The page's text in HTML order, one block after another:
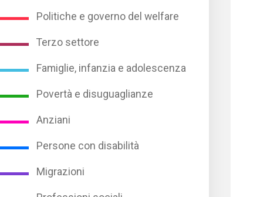
Politiche e governo del welfare
Terzo settore
Famiglie, infanzia e adolescenza
Povertà e disuguaglianze
Anziani
Persone con disabilità
Migrazioni